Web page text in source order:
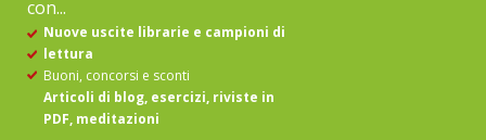
con...
Nuove uscite librarie e campioni di
lettura
Buoni, concorsi e sconti
Articoli di blog, esercizi, riviste in
PDF, meditazioni